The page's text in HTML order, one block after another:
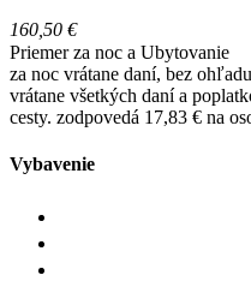
160,50 €
Priemer za noc a Ubytovanie
za noc vrátane daní, bez
vrátane všetkých daní a
cesty. zodpovedá 17,83 € na
Vybavenie